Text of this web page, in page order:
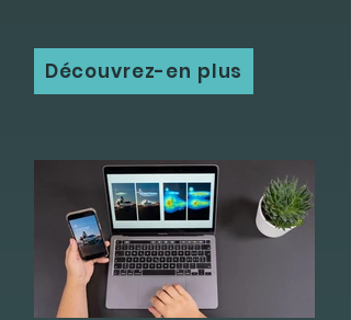
Découvrez-en plus